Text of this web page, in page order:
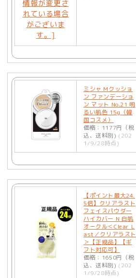
ミシャ Mクッショ
ン ファンデーショ
ン マット No.21 明
るい肌色 15g（韓
国コスメ）
価格：1177円（税
込、送料別) (202
1/9/28時点)
【ポイント最大24.
5倍】クリアラスト
フェイスパウダー
ハイカバー N 白肌
オークル＜Clear L
ast／クリアラスト
＞【正規品】【ギ
フト対応可】
価格：1650円（税
込、送料別) (202
1/9/28時点)